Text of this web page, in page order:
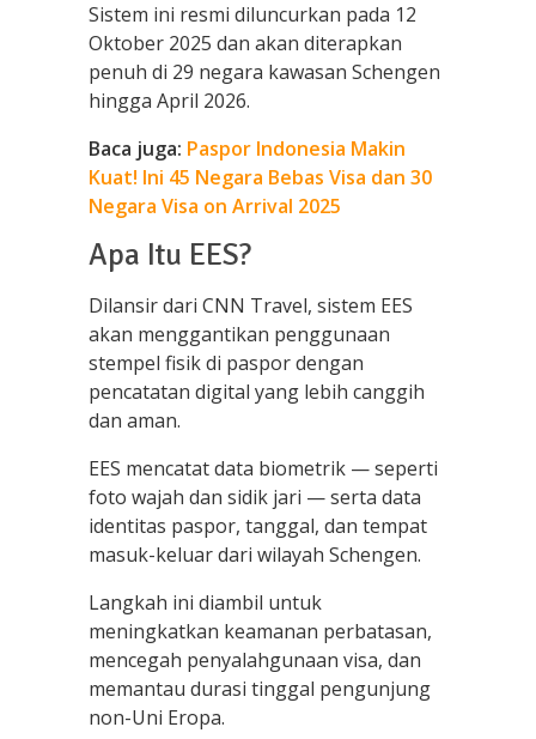
Sistem ini resmi diluncurkan pada 12
Oktober 2025 dan akan diterapkan
penuh di 29 negara kawasan Schengen
hingga April 2026.
Baca juga: Paspor Indonesia Makin
Kuat! Ini 45 Negara Bebas Visa dan 30
Negara Visa on Arrival 2025
Apa Itu EES?
Dilansir dari CNN Travel, sistem EES
akan menggantikan penggunaan
stempel fisik di paspor dengan
pencatatan digital yang lebih canggih
dan aman.
EES mencatat data biometrik — seperti
foto wajah dan sidik jari — serta data
identitas paspor, tanggal, dan tempat
masuk-keluar dari wilayah Schengen.
Langkah ini diambil untuk
meningkatkan keamanan perbatasan,
mencegah penyalahgunaan visa, dan
memantau durasi tinggal pengunjung
non-Uni Eropa.